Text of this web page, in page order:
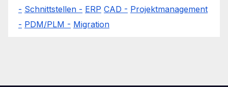
- Schnittstellen - ERP CAD - Projektmanagement
- PDM/PLM - Migration